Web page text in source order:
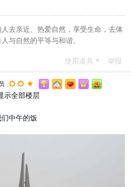
去亲近、热爱自然，享受生命，去体
与自然的平等与和谐。
使用道具 举报
示全部楼层
中午的饭